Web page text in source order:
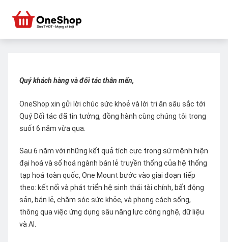
Quý khách hàng và đối tác thân mến,
OneShop xin gửi lời chúc sức khoẻ và lời tri ân sâu sắc tới
Quý Đối tác đã tin tưởng, đồng hành cùng chúng tôi trong
suốt 6 năm vừa qua.
Sau 6 năm với những kết quả tích cực trong sứ mệnh hiện
đại hoá và số hoá ngành bán lẻ truyền thống của hệ thống
tạp hoá toàn quốc, One Mount bước vào giai đoạn tiếp
theo: kết nối và phát triển hệ sinh thái tài chính, bất động
sản, bán lẻ, chăm sóc sức khỏe, và phong cách sống,
thông qua việc ứng dụng sâu năng lực công nghệ, dữ liệu
và AI.